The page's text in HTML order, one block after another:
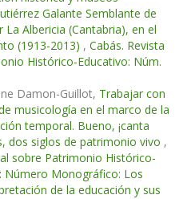
Galante Semblante de
Albericia (Cantabria), en el
(1913-2013) , Cabás. Revista
Histórico-Educativo: Núm.
Damon-Guillot, Trabajar con
musicología en el marco de la
temporal. Bueno, ¡canta
dos siglos de patrimonio vivo ,
sobre Patrimonio Histórico-
Número Monográfico: Los
de la educación y sus